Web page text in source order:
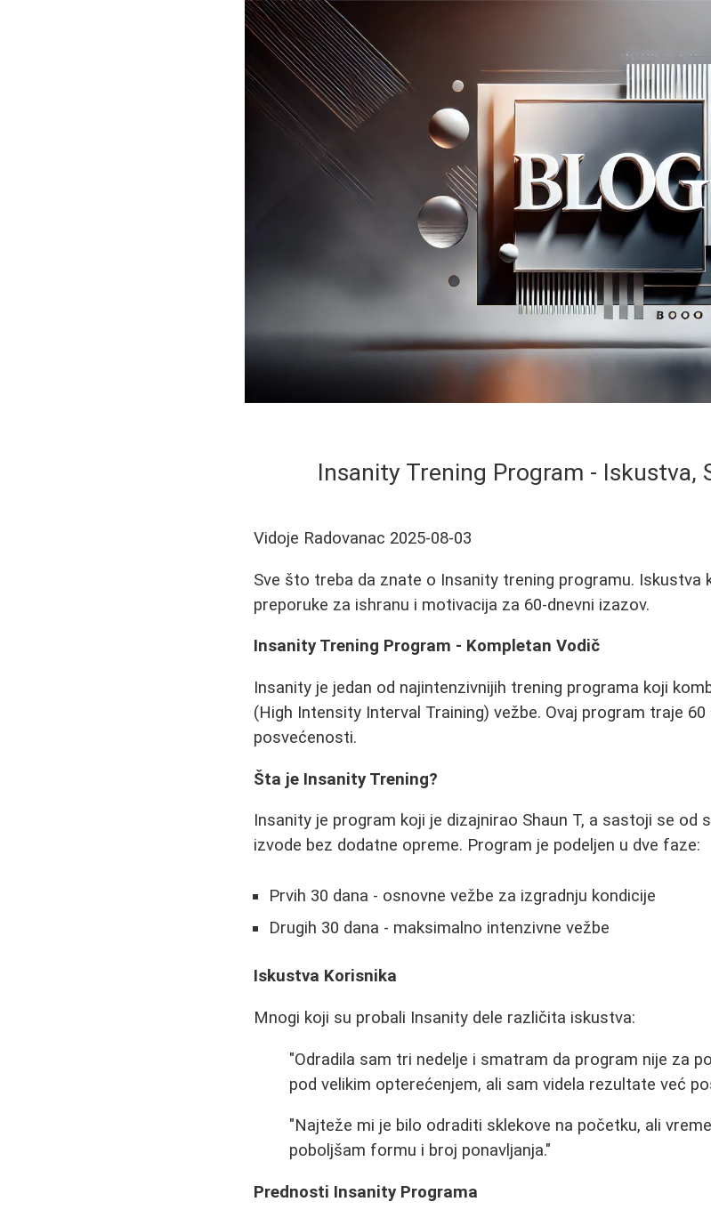
Insanity Trening Program - Iskustva,
Vidoje Radovanac 2025-08-03
Sve što treba da znate o Insanity trening programu. Iskustva
preporuke za ishranu i motivacija za 60-dnevni izazov.
Insanity Trening Program - Kompletan Vodič
Insanity je jedan od najintenzivnijih trening programa koji
(High Intensity Interval Training) vežbe. Ovaj program traje
posvećenosti.
Šta je Insanity Trening?
Insanity je program koji je dizajnirao Shaun T, a sastoji se od
izvode bez dodatne opreme. Program je podeljen u dve faze:
Prvih 30 dana - osnovne vežbe za izgradnju kondicije
Drugih 30 dana - maksimalno intenzivne vežbe
Iskustva Korisnika
Mnogi koji su probali Insanity dele različita iskustva:
"Odradila sam tri nedelje i smatram da program nije za
pod velikim opterećenjem, ali sam videla rezultate već
"Najteže mi je bilo odraditi sklekove na početku, ali
poboljšam formu i broj ponavljanja."
Prednosti Insanity Programa